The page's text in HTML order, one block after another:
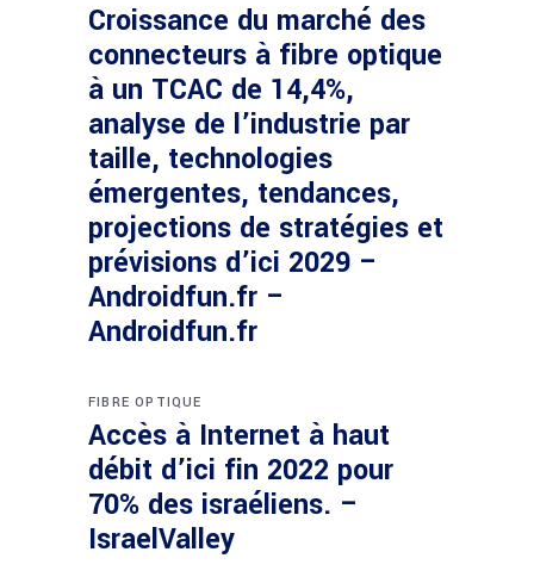
Croissance du marché des
connecteurs à fibre optique
à un TCAC de 14,4%,
analyse de l’industrie par
taille, technologies
émergentes, tendances,
projections de stratégies et
prévisions d’ici 2029 –
Androidfun.fr –
Androidfun.fr
FIBRE OPTIQUE
Accès à Internet à haut
débit d’ici fin 2022 pour
70% des israéliens. –
IsraelValley